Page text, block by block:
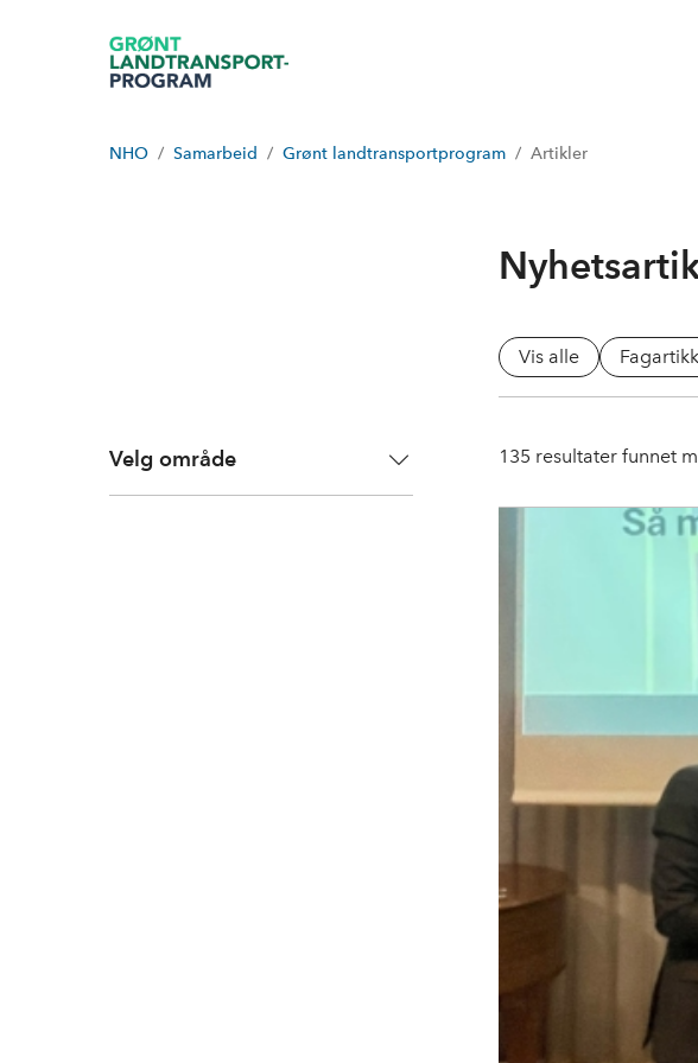
NHO Samarbeid Grønt landtransportprogram Artikler
Vis alle
Velg område 135 resultater funnet